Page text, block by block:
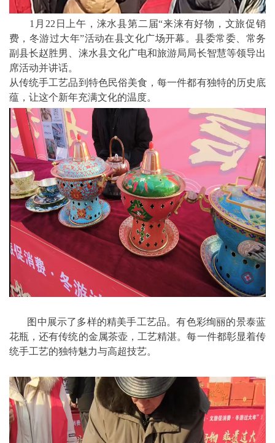
1月22日上午，涞水县第二届“来涞有好物，文旅促销
费，冬游过大年”活动在县文化广场开幕。县委常委、常务
副县长赵胜男、涞水县文化广电和旅游局局长智慧等领导出
席活动并讲话。
从传统手工艺品到特色民俗美食，每一件都有独特的历史底
蕴，让这个新年充满文化的温度。
图中展示了多样的精美手工艺品。有色彩绚丽的景泰蓝
花瓶，还有传统的金属茶壶，工艺精湛。每一件都彰显着传
统手工艺的独特魅力与高超技艺。